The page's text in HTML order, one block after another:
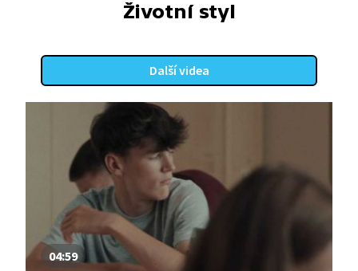
Životní styl
Další videa
04:59